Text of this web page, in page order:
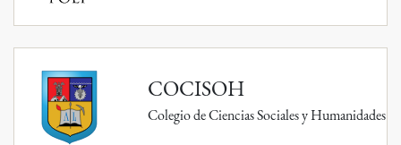
COCISOH
Colegio de Ciencias Sociales y Humanidades